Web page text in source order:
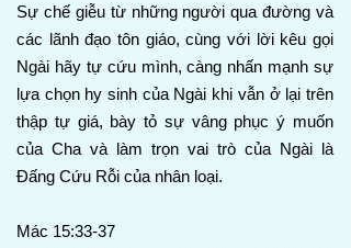
Sự chế giễu từ những người qua đường và
các lãnh đạo tôn giáo, cùng với lời kêu gọi
Ngài hãy tự cứu mình, càng nhấn mạnh sự
lựa chọn hy sinh của Ngài khi vẫn ở lại trên
thập tự giá, bày tỏ sự vâng phục ý muốn
của Cha và làm trọn vai trò của Ngài là
Đấng Cứu Rỗi của nhân loại.
Mác 15:33-37